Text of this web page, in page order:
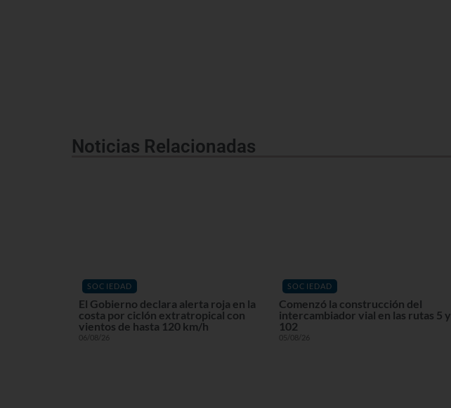
Noticias Relacionadas
SOCIEDAD
El Gobierno declara alerta roja en la
costa por ciclón extratropical con
vientos de hasta 120 km/h
06/08/26
SOCIEDAD
Comenzó la construcción del
intercambiador vial en las rutas 5 y
102
05/08/26